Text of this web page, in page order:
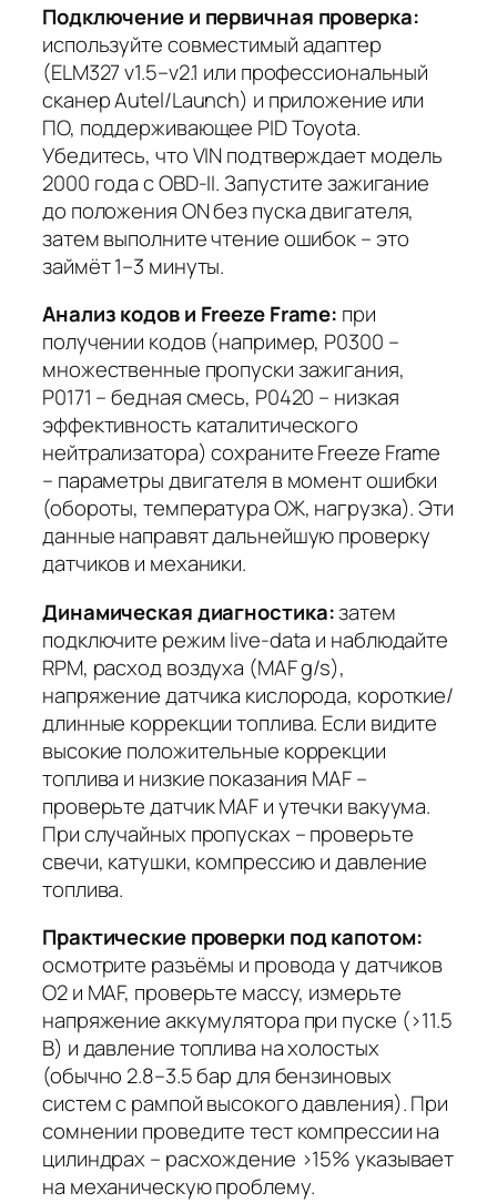
Подключение и первичная проверка:
используйте совместимый адаптер
(ELM327 v1.5–v2.1 или профессиональный
сканер Autel/Launch) и приложение или
ПО, поддерживающее PID Toyota.
Убедитесь, что VIN подтверждает модель
2000 года с OBD-II. Запустите зажигание
до положения ON без пуска двигателя,
затем выполните чтение ошибок – это
займёт 1–3 минуты.
Анализ кодов и Freeze Frame: при
получении кодов (например, P0300 –
множественные пропуски зажигания,
P0171 – бедная смесь, P0420 – низкая
эффективность каталитического
нейтрализатора) сохраните Freeze Frame
– параметры двигателя в момент ошибки
(обороты, температура ОЖ, нагрузка). Эти
данные направят дальнейшую проверку
датчиков и механики.
Динамическая диагностика:затем
подключите режим live-data и наблюдайте
RPM, расход воздуха (MAF g/s),
напряжение датчика кислорода, короткие/
длинные коррекции топлива. Если видите
высокие положительные коррекции
топлива и низкие показания MAF –
проверьте датчик MAF и утечки вакуума.
При случайных пропусках – проверьте
свечи, катушки, компрессию и давление
топлива.
Практические проверки под капотом:
осмотрите разъёмы и провода у датчиков
O2 и MAF, проверьте массу, измерьте
напряжение аккумулятора при пуске (>11.5
В) и давление топлива на холостых
(обычно 2.8–3.5 бар для бензиновых
систем с рампой высокого давления). При
сомнении проведите тест компрессии на
цилиндрах – расхождение >15% указывает
на механическую проблему.